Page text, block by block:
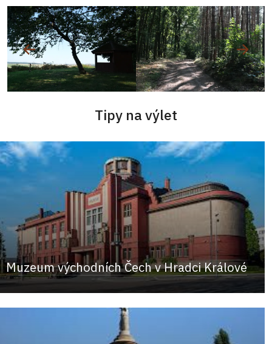
Tipy na výlet
Muzeum východních Čech v Hradci Králové